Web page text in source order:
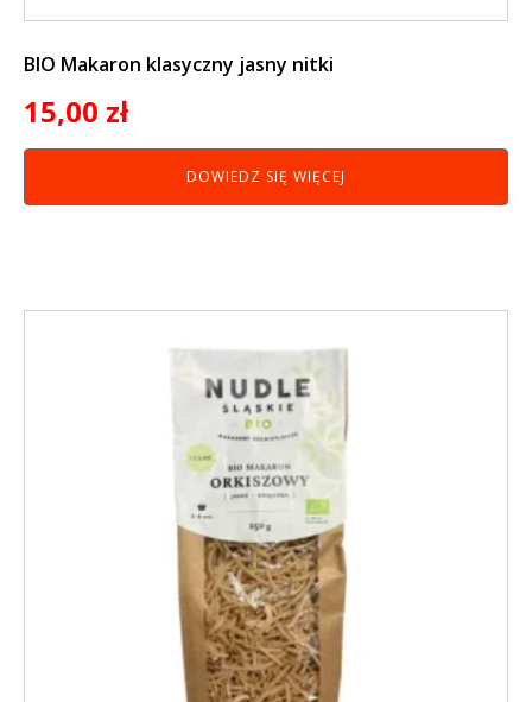
BIO Makaron klasyczny jasny nitki
15,00 zł
DOWIEDZ SIĘ WIĘCEJ